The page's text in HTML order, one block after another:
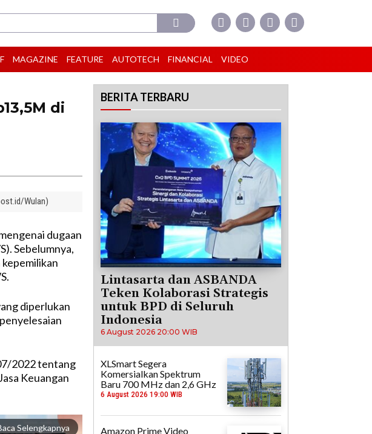
MAGAZINE FEATURE AUTOTECH FINANCIAL VIDEO
di
Wulan)
dugaan
Sebelumnya,
diperlukan
2022 tentang
Keuangan
Selengkapnya
BERITA TERBARU
Lintasarta dan ASBANDA
Teken Kolaborasi Strategis
untuk BPD di Seluruh
Indonesia
6 August 2026 20:00 WIB
XLSmart Segera
Komersialkan Spektrum
Baru 700 MHz dan 2,6 GHz
6 August 2026 19:00 WIB
Amazon Prime Video